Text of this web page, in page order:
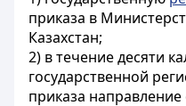
приказа в
Казахстан;
2) в течение десяти
государственной
приказа